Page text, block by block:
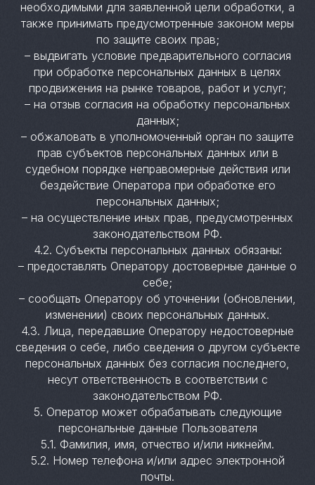
необходимыми для заявленной цели обработки, а
также принимать предусмотренные законом меры
по защите своих прав;
– выдвигать условие предварительного согласия
при обработке персональных данных в целях
продвижения на рынке товаров, работ и услуг;
– на отзыв согласия на обработку персональных
данных;
– обжаловать в уполномоченный орган по защите
прав субъектов персональных данных или в
судебном порядке неправомерные действия или
бездействие Оператора при обработке его
персональных данных;
– на осуществление иных прав, предусмотренных
законодательством РФ.
4.2. Субъекты персональных данных обязаны:
– предоставлять Оператору достоверные данные о
себе;
– сообщать Оператору об уточнении (обновлении,
изменении) своих персональных данных.
4.3. Лица, передавшие Оператору недостоверные
сведения о себе, либо сведения о другом субъекте
персональных данных без согласия последнего,
несут ответственность в соответствии с
законодательством РФ.
5. Оператор может обрабатывать следующие
персональные данные Пользователя
5.1. Фамилия, имя, отчество и/или никнейм.
5.2. Номер телефона и/или адрес электронной
почты.